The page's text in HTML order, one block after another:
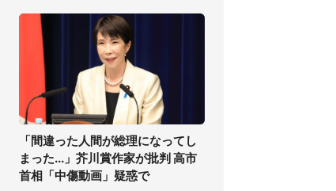
「間違った人間が総理になってし
まった...」芥川賞作家が批判 高市
首相「中傷動画」疑惑で